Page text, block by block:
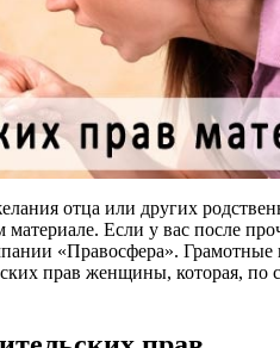
отца или других
Если у вас после
«Правосфера».
прав женщины, которая, по